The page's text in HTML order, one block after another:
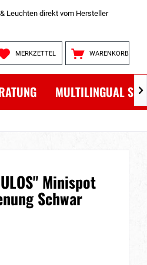
Leuchten direkt vom Hersteller
WARENKORB
MERKZETTEL
MULTILINGUAL 
Minispot
Schwar